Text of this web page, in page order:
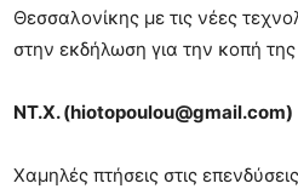
Θεσσαλονίκης με τις νέες
στην εκδήλωση για την κοπή
ΝΤ.Χ. (hiotopoulou@gmail.com)
Χαμηλές πτήσεις στις